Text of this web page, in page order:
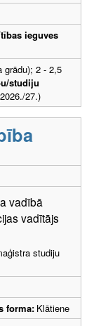
ieguves
grādu); 2 - 2,5
studiju
27.)
vadībā
vadītājs
studiju
forma: Klātiene